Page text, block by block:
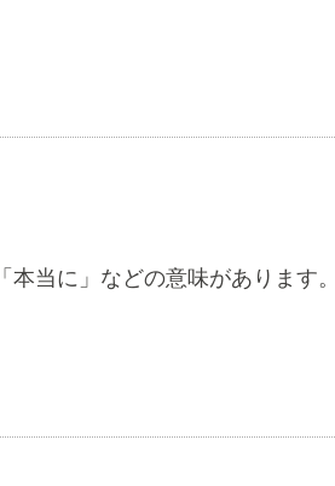
本当に」などの意味があります。